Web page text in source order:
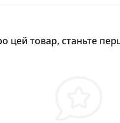
цей товар, станьте